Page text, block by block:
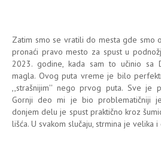
Zatim smo se vratili do mesta gde smo
pronaći pravo mesto za spust u
2023. godine, kada sam to učinio sa
magla. Ovog puta vreme je bilo
,,strašnijim'' nego prvog puta. Sve je
Gornji deo mi je bio problematičniji
donjem delu je spust praktično kroz
lišća. U svakom slučaju, strmina je velika